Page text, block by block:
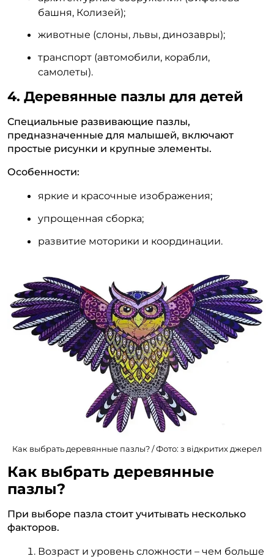
башня, Колизей);
животные (слоны, львы, динозавры);
транспорт (автомобили, корабли,
самолеты).
4. Деревянные пазлы для детей
Специальные развивающие пазлы,
предназначенные для малышей, включают
простые рисунки и крупные элементы.
Особенности:
яркие и красочные изображения;
упрощенная сборка;
развитие моторики и координации.
Как выбрать деревянные пазлы? / Фото: з відкритих джерел
Как выбрать деревянные
пазлы?
При выборе пазла стоит учитывать несколько
факторов.
Возраст и уровень сложности – чем больше